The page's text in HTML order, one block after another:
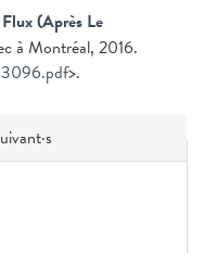
(Après Le
à Montréal, 2016.
>.